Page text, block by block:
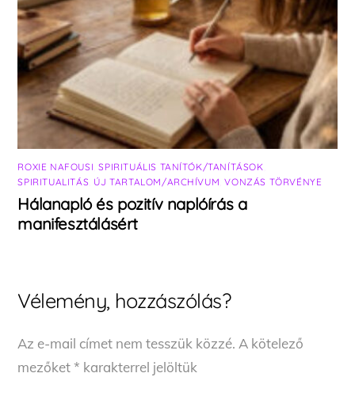
ROXIE NAFOUSI ,SPIRITUÁLIS TANÍTÓK/TANÍTÁSOK
SPIRITUALITÁS ÚJ TARTALOM/ARCHÍVUM ,VONZÁS TÖRVÉNYE
Hálanapló és pozitív naplóírás a
manifesztálásért
Vélemény, hozzászólás?
Az e-mail címet nem tesszük közzé. A kötelező
mezőket* karakterrel jelöltük